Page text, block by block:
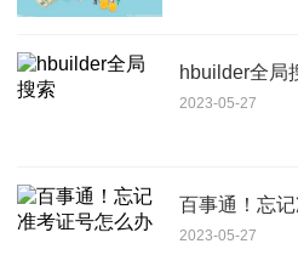
hbuilder全局
2023-05-27
百事通！忘
2023-05-27